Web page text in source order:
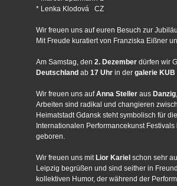
* Lenka Klodová CZ
Wir freuen uns auf euren Besuch zur
Mit Freude kuratiert von Franziska Eißner
Am Samstag, den 2. Dezember dürfen wir
Deutschland ab 17 Uhrin der galerie KUB
Wir freuen uns aufAnna Stelleraus Danzig
Arbeiten sind radikal und changieren
Heimatstadt Gdansk steht symbolisch für
Internationalen Performancekunst
geboren.
Wir freuen uns mit Lior Kariel schon sehr
Leipzig begrüßen und sind seither in
kollektiven Humor, der während der